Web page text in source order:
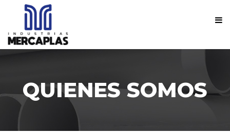
QUIENES SOMOS